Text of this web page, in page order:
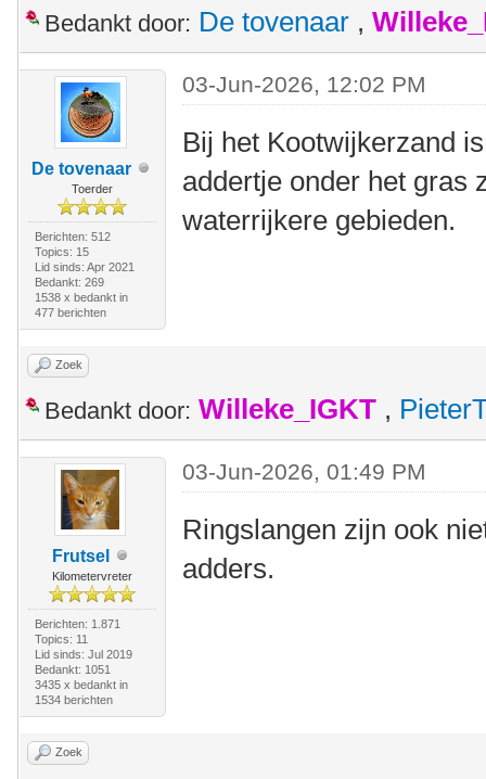
Bedankt door: De tovenaar ,
De tovenaar
Toerder
Berichten: 512
Topics: 15
Lid sinds: Apr 2021
Bedankt: 269
1538 x bedankt in
477 berichten
03-Jun-2026, 12:02 PM
Bij het Kootwijkerzand
addertje onder het gras
waterrijkere gebieden.
Zoek
Bedankt door: Willeke_IGKT ,
Frutsel
Kilometervreter
Berichten: 1.871
Topics: 11
Lid sinds: Jul 2019
Bedankt: 1051
3435 x bedankt in
1534 berichten
03-Jun-2026, 01:49 PM
Ringslangen zijn ook
adders.
Zoek